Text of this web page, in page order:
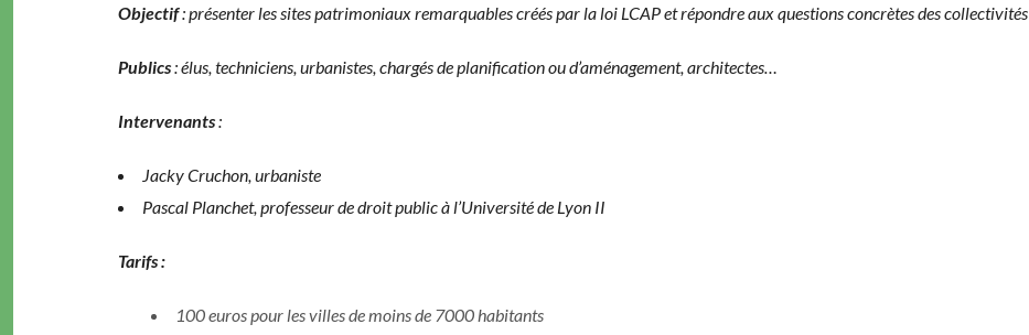
Objec­tif: présen­ter les sites pat­ri­mo­ni­aux remar­quables créés par la loi LCAP et répon­dre aux ques­tions con­crètes des collectivités
Pub­lics: élus, tech­ni­ciens, urban­istes, chargés de plan­i­fi­ca­tion ou d’amé­nage­ment, architectes…
Inter­venants:
Jacky Cru­chon, urbaniste
Pas­cal Planchet, pro­fesseur de droit pub­lic à l’U­ni­ver­sité de Lyon II
Tarifs :
100 euros pour les villes de moins de 7000 habitants